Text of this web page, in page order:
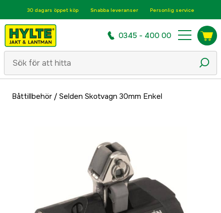
30 dagars öppet köp Snabba leveranser Personlig service
0345 - 400 00
Båttillbehör/ Selden Skotvagn 30mm Enkel